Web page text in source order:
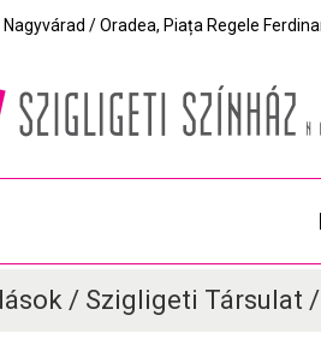
/ Oradea, Piața Regele
/ Szigligeti Társulat